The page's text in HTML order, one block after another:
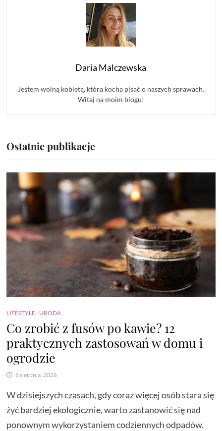
Daria Malczewska
Jestem wolną kobietą, która kocha pisać o naszych sprawach.
Witaj na moim blogu!
Ostatnie publikacje
LIFESTYLE/ URODA
Co zrobić z fusów po kawie? 12
praktycznych zastosowań w domu i
ogrodzie
6 sierpnia, 2026
W dzisiejszych czasach, gdy coraz więcej osób stara się
żyć bardziej ekologicznie, warto zastanowić się nad
ponownym wykorzystaniem codziennych odpadów.